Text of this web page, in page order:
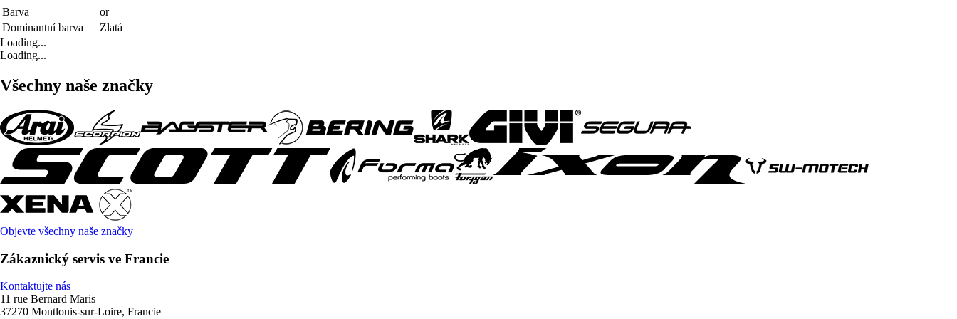
Barva
or
Dominantní barva
Zlatá
Loading...
Loading...
Všechny naše značky
Objevte všechny naše značky
Zákaznický servis ve Francie
Kontaktujte nás
11 rue Bernard Maris
37270 Montlouis-sur-Loire, Francie